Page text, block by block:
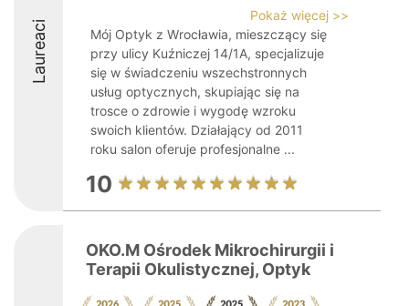
Laureaci
Pokaż więcej >>
Mój Optyk z Wrocławia, mieszczący się
przy ulicy Kuźniczej 14/1A, specjalizuje
się w świadczeniu wszechstronnych
usług optycznych, skupiając się na
trosce o zdrowie i wygodę wzroku
swoich klientów. Działający od 2011
roku salon oferuje profesjonalne ...
10
OKO.M Ośrodek Mikrochirurgii i
Terapii Okulistycznej, Optyk